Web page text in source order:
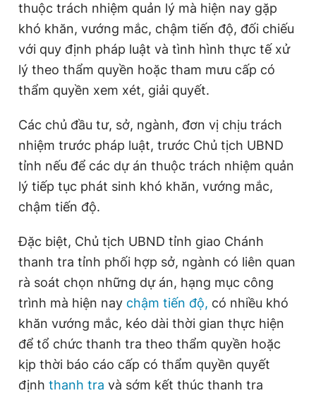
Theo dõi báo trên
Hotline
0906 645 777
Liên hệ quảng cáo
0908 780 404
Tổng biên tập: Nguyễn Ngọc Toàn
Phó tổng biên tập thường trực: Hải Thành
Phó tổng biên tập: Lâm Hiếu Dũng
Phó tổng biên tập: Trần Việt Hưng
Tổng thư ký tòa soạn: Đức Trung
Giấy phép xuất bản số 110/GP - BTTTT cấp ngày 24.3.2020
© 2003-2026 Bản quyền thuộc về Báo Thanh Niên. Cấm sao
bản. Phát triển bởi ePi Technologies, JSC.
thuộc trách nhiệm quản lý mà hiện nay gặp
khó khăn, vướng mắc, chậm tiến độ, đối chiếu
với quy định pháp luật và tình hình thực tế xử
lý theo thẩm quyền hoặc tham mưu cấp có
thẩm quyền xem xét, giải quyết.
Các chủ đầu tư, sở, ngành, đơn vị chịu trách
nhiệm trước pháp luật, trước Chủ tịch UBND
tỉnh nếu để các dự án thuộc trách nhiệm quản
lý tiếp tục phát sinh khó khăn, vướng mắc,
chậm tiến độ.
Đặc biệt, Chủ tịch UBND tỉnh giao Chánh
thanh tra tỉnh phối hợp sở, ngành có liên quan
rà soát chọn những dự án, hạng mục công
trình mà hiện nay chậm tiến độ, có nhiều khó
khăn vướng mắc, kéo dài thời gian thực hiện
để tổ chức thanh tra theo thẩm quyền hoặc
kịp thời báo cáo cấp có thẩm quyền quyết
định thanh tra và sớm kết thúc thanh tra